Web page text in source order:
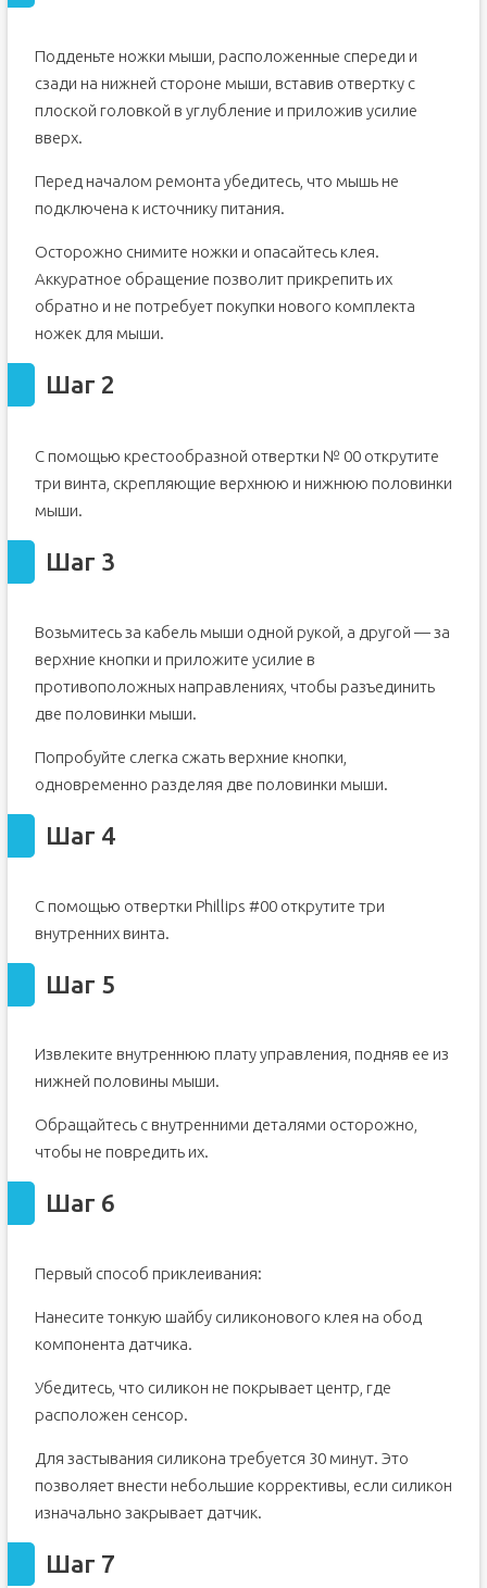
Подденьте ножки мыши, расположенные спереди и
сзади на нижней стороне мыши, вставив отвертку с
плоской головкой в углубление и приложив усилие
вверх.
Перед началом ремонта убедитесь, что мышь не
подключена к источнику питания.
Осторожно снимите ножки и опасайтесь клея.
Аккуратное обращение позволит прикрепить их
обратно и не потребует покупки нового комплекта
ножек для мыши.
Шаг 2
С помощью крестообразной отвертки № 00 открутите
три винта, скрепляющие верхнюю и нижнюю половинки
мыши.
Шаг 3
Возьмитесь за кабель мыши одной рукой, а другой — за
верхние кнопки и приложите усилие в
противоположных направлениях, чтобы разъединить
две половинки мыши.
Попробуйте слегка сжать верхние кнопки,
одновременно разделяя две половинки мыши.
Шаг 4
С помощью отвертки Phillips #00 открутите три
внутренних винта.
Шаг 5
Извлеките внутреннюю плату управления, подняв ее из
нижней половины мыши.
Обращайтесь с внутренними деталями осторожно,
чтобы не повредить их.
Шаг 6
Первый способ приклеивания:
Нанесите тонкую шайбу силиконового клея на обод
компонента датчика.
Убедитесь, что силикон не покрывает центр, где
расположен сенсор.
Для застывания силикона требуется 30 минут. Это
позволяет внести небольшие коррективы, если силикон
изначально закрывает датчик.
Шаг 7